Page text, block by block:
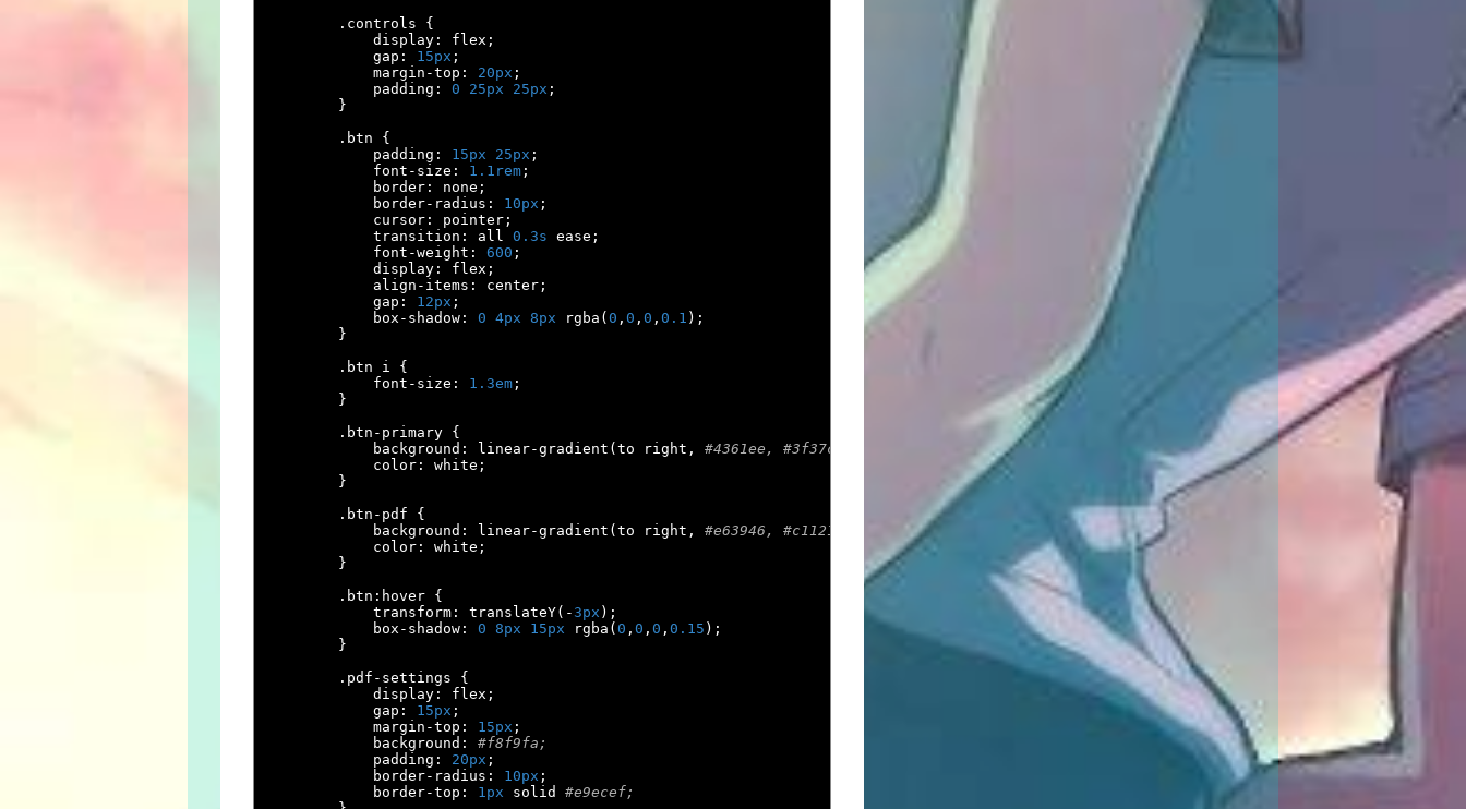
. controls {
            display
: flex ;
            gap
: 15px ;
            margin
-top : 20px ;
            padding
: 0 25px 25px ;
}
. btn {
            padding
: 15px 25px ;
            font
- size : 1.1rem ;
            border
: none ;
            border
- radius : 10px ;
            cursor
: pointer ;
            transition
: all 0.3s ease ;
            font
-weight : 600 ;
            display
: flex ;
            align
- items : center ;
            gap
: 12px ;
            box
- shadow : 0 4px 8px rgba ( 0 , 0 , 0 , 0.1 );
}
. btn i {
            font
- size : 1.3em ;
}
. btn - primary {
            background
: linear-gradient ( to right ,
#4361ee, #3f37c9);
            color
: white ;
}
. btn - pdf {
            background
: linear-gradient ( to right ,
#e63946, #c1121f);
            color
: white ;
}
. btn : hover {
            transform
: translateY(-3px );
            box
- shadow : 0 8px 15px rgba ( 0 , 0 , 0 , 0.15 );
}
. pdf - settings {
            display
: flex ;
            gap
: 15px ;
            margin
-top : 15px ;
            background
:
#f8f9fa;
            padding
: 20px ;
            border
- radius : 10px ;
            border
-top : 1px solid #e9ecef;